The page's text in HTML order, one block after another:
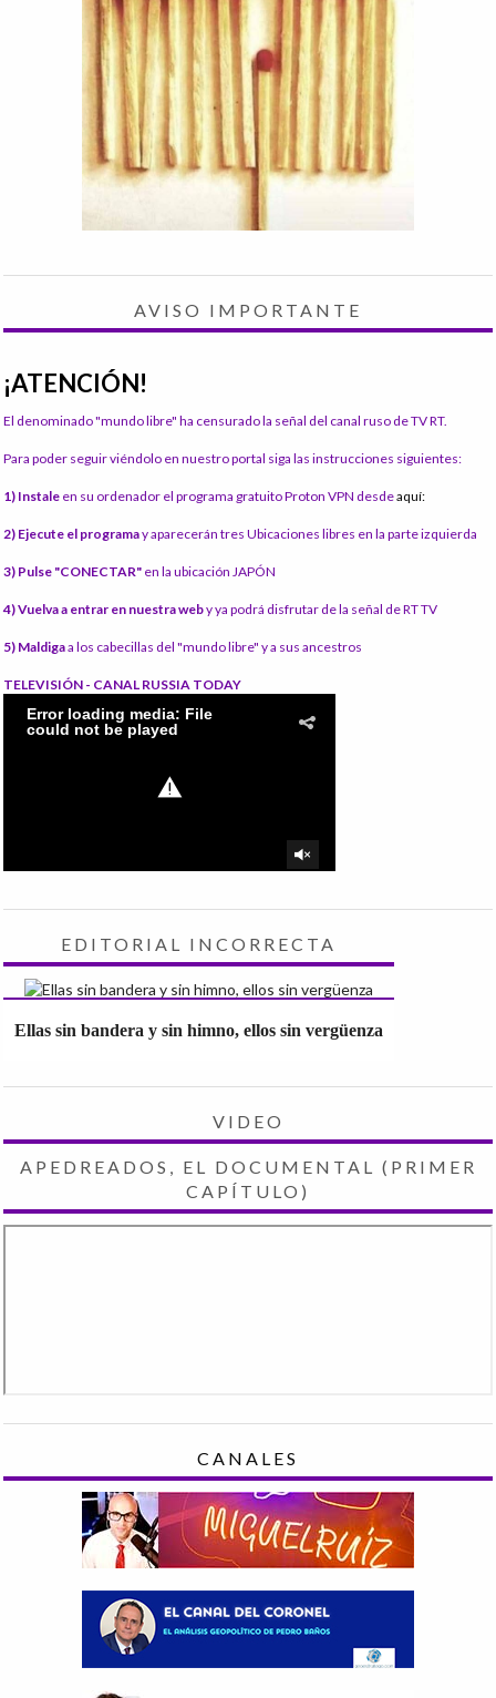
AVISO IMPORTANTE
¡ATENCIÓN!
El denominado "mundo libre" ha censurado la señal del canal ruso de TV RT.
Para poder seguir viéndolo en nuestro portal siga las instrucciones siguientes:
1) Instale en su ordenador el programa gratuito Proton VPN desdeaquí:
2) Ejecute el programay aparecerán tres Ubicaciones libres en la parte izquierda
3) Pulse "CONECTAR" en la ubicación JAPÓN
4) Vuelva a entrar en nuestra weby ya podrá disfrutar de la señal de RT TV
5) Maldigaa los cabecillas del "mundo libre" y a sus ancestros
TELEVISIÓN - CANAL RUSSIA TODAY
EDITORIAL INCORRECTA
Ellas sin bandera y sin himno, ellos sin vergüenza
VIDEO
APEDREADOS, EL DOCUMENTAL (PRIMER
CAPÍTULO)
CANALES